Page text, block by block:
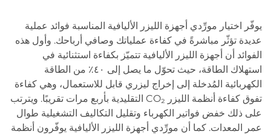
يوفّر اختيار مورِّدي أجهزة الليزر الأليافية المناسبة فوائد عملية
عديدة تؤثّر مباشرةً في كفاءة عملياتك وصافي أرباحك. وأول هذه
الفوائد أن أجهزة الليزر الأليافية تتميّز بكفاءة استثنائية في
استهلاك الطاقة، حيث تحوّل ما يصل إلى ٤٠٪ من الطاقة
الكهربائية المُدخلة إلى إخراج ليزري قابل للاستعمال، وهي كفاءة
تفوق كفاءة أنظمة الليزر CO₂ التقليدية بأربع مرات تقريبًا. ويترتب
على ذلك خفض فواتير الكهرباء وتقليل التكاليف التشغيلية طوال
عمر المعدات. كما أن مورِّدي أجهزة الليزر الأليافية يوفّرون أنظمة